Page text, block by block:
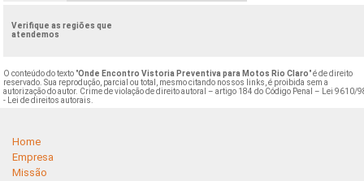
Verifique as regiões que
atendemos
O conteúdo do texto "Onde Encontro Vistoria Preventiva para Motos Rio Claro" é de direito
reservado. Sua reprodução, parcial ou total, mesmo citando nossos links, é proibida sem a
autorização do autor. Crime de violação de direito autoral – artigo 184 do Código Penal –
Lei 9610/
- Lei de direitos autorais
Home
Empresa
Missão